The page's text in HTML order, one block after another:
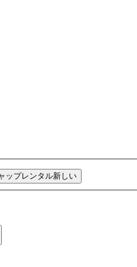
ップレンタル新しい